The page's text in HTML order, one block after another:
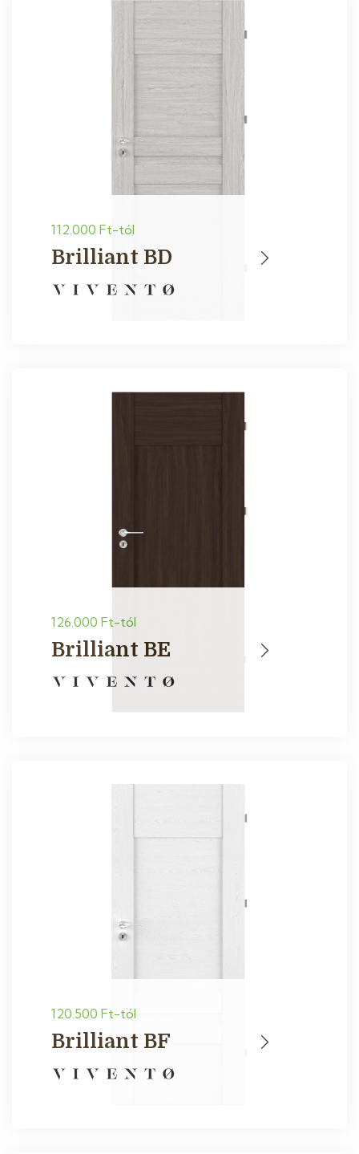
112.000 Ft-tól
Brilliant BD
126.000 Ft-tól
Brilliant BE
120.500 Ft-tól
Brilliant BF